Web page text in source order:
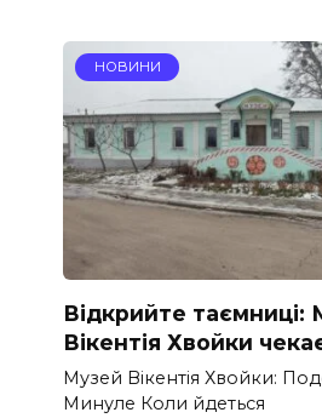
НОВИНИ
Відкрийте таємниці:
Вікентія Хвойки
Музей Вікентія Хвойки:
Минуле Коли йдеться